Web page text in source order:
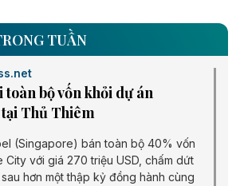
TUẦN
bộ vốn khỏi dự án
Thủ Thiêm
(Singapore) bán toàn bộ 40% vốn
City với giá 270 triệu USD, chấm dứt
hơn một thập kỷ đồng hành cùng